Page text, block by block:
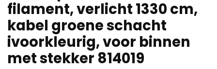
filament, verlicht 1330 cm,
kabel groene schacht
ivoorkleurig, voor binnen
met stekker 814019